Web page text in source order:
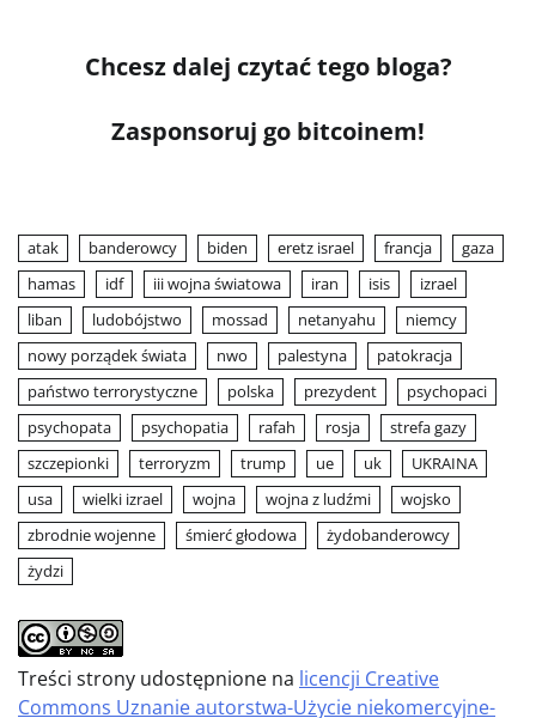
Chcesz dalej czytać tego bloga?
Zasponsoruj go bitcoinem!
atak banderowcy biden eretz israel francja
gaza
hamas
idf iii wojna światowa iran isis
izrael
liban
ludobójstwo mossad netanyahu
niemcy
nowy porządek świata
nwo palestyna
patokracja
państwo terrorystyczne
polska prezydent
psychopaci
psychopata
psychopatia rafah rosja
strefa gazy
szczepionki
terroryzm trump ue uk
UKRAINA
usa
wielki izrael wojna wojna z ludźmi
wojsko
zbrodnie wojenne
śmierć głodowa
żydobanderowcy
żydzi
Treści strony udostępnione na licencji Creative
Commons Uznanie autorstwa-Użycie niekomercyjne-